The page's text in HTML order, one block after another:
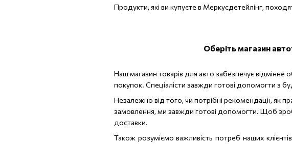
Продукти, які ви купуєте в Меркусдетейлінг,
Оберіть магазин
Наш магазин товарів для авто забезпечує відмінне
покупок. Спеціалісти завжди готові допомогти з
Незалежно від того, чи потрібні рекомендації, як
замовлення, ми завжди готові допомогти. Щоб
доставки.
Також розуміємо важливість потреб наших